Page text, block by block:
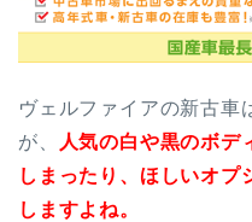
ヴェルファイアの新古車
が、
人気の白や黒のボデ
しまったり、ほしいオプ
しますよね。